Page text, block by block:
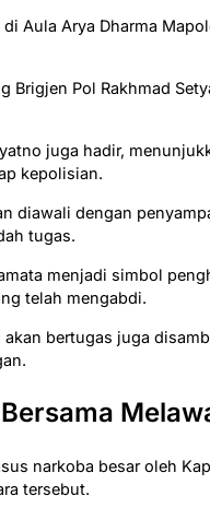
Aula Arya Dharma
Brigjen Pol Rakhmad
juga hadir,
kepolisian.
diawali dengan
tugas.
menjadi simbol
telah mengabdi.
akan bertugas juga
narkoba besar oleh
tersebut.